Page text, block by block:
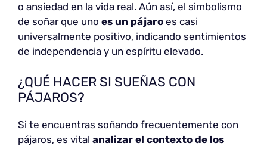
o ansiedad en la vida real. Aún así, el simbolismo
de soñar que uno es un pájaro es casi
universalmente positivo, indicando sentimientos
de independencia y un espíritu elevado.
¿QUÉ HACER SI SUEÑAS CON
PÁJAROS?
Si te encuentras soñando frecuentemente con
pájaros, es vital analizar el contexto de los